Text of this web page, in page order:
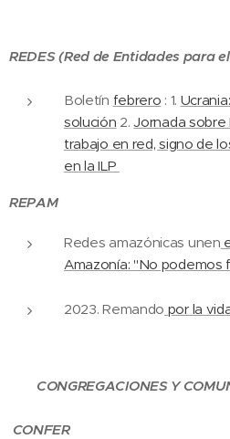
REDES (Red de Entidades para
Boletín febrero : 1.
solución 2.Jornada
trabajo en red, signo de
en la ILP
REPAM
Redes amazónicas unen
Amazonía: "No podemos
2023. Remando por la
CONGREGACIONES Y
CONFER